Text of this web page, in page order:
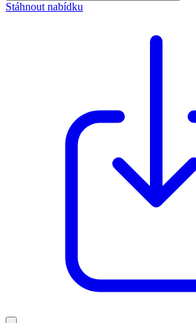
Stáhnout nabídku